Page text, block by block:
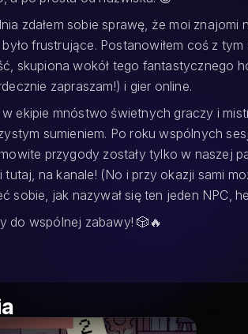
zdałem sobie sprawę, że moi znajomi
frustrujące. Postanowiłem coś z tym
skupiona wokół tego fantastycznego
zapraszam!) i gier online.
w ekipie mnóstwo świetnych graczy i
sumieniem. Po roku wspólnych
przygody zostały tylko w naszej
tutaj, na kanale! (No i przy okazji sami
sobie, jak nazywał się ten jeden NPC,
do wspólnej zabawy! 🎲🔥